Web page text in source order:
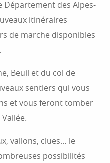
des Alpes-
itinéraires
de marche disponibles
.
Beuil et du col de
sentiers qui vous
et vous feront tomber
vallons, clues… le
possibilités